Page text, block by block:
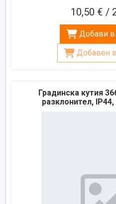
10,50 € /
Добави в
Добавен
Градинска кутия
разклонител,